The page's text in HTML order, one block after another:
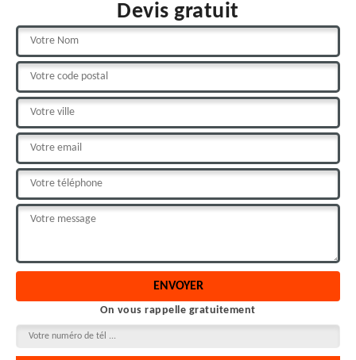
Devis gratuit
On vous rappelle gratuitement